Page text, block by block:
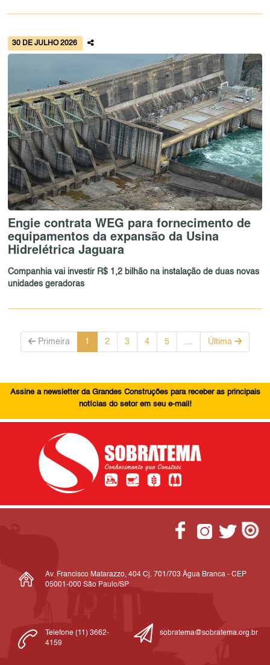
30 DE JULHO 2026
Engie contrata WEG para fornecimento de
equipamentos da expansão da Usina
Hidrelétrica Jaguara
Companhia vai investir R$ 1,2 bilhão na instalação de duas novas
unidades geradoras
Primeira 1 2 3 4 5 … Última
Assine a newsletter da Grandes Construções para receber as principais
notícias do setor em seu e-mail!
Av. Francisco Matarazzo, 404 Cj. 701/703 Água Branca - CEP
05001-000 São Paulo/SP
Telefone (11) 3662-
4159
sobratema@sobratema.org.br